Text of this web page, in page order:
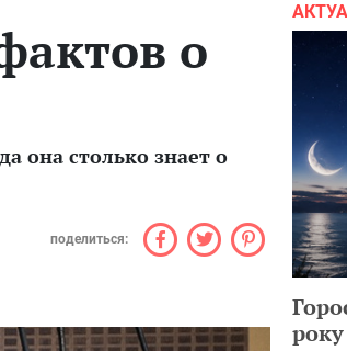
о
она столько знает о
поделиться:
року